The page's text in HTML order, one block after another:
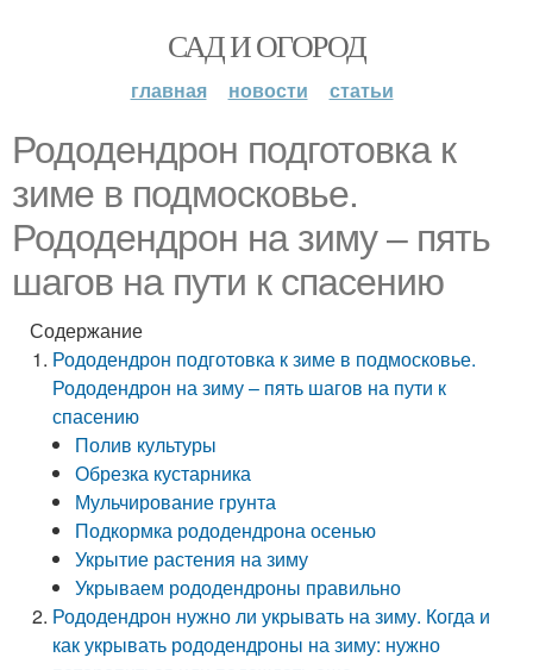
САД И ОГОРОД
главная новости статьи
Рододендрон подготовка к
зиме в подмосковье.
Рододендрон на зиму – пять
шагов на пути к спасению
Содержание
Рододендрон подготовка к зиме в подмосковье.
Рододендрон на зиму – пять шагов на пути к
спасению
Полив культуры
Обрезка кустарника
Мульчирование грунта
Подкормка рододендрона осенью
Укрытие растения на зиму
Укрываем рододендроны правильно
Рододендрон нужно ли укрывать на зиму. Когда и
как укрывать рододендроны на зиму: нужно